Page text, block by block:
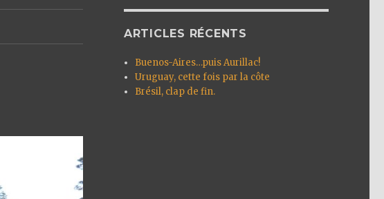
ARTICLES RÉCENTS
Buenos-Aires…puis Aurillac!
Uruguay, cette fois par la côte
Brésil, clap de fin.